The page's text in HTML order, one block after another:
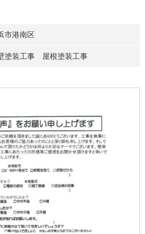
市港南区
塗装工事 屋根塗装工事